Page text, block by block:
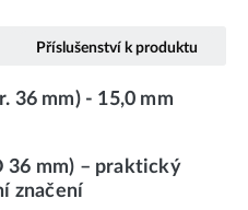
Příslušenství k produktu
36 mm) - 15,0 mm
36 mm) – praktický
značení